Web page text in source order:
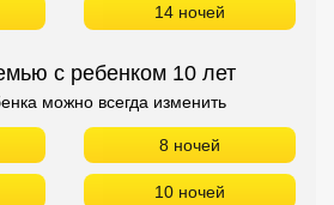
14 ночей
с ребенком 10 лет
можно всегда изменить
8 ночей
10 ночей